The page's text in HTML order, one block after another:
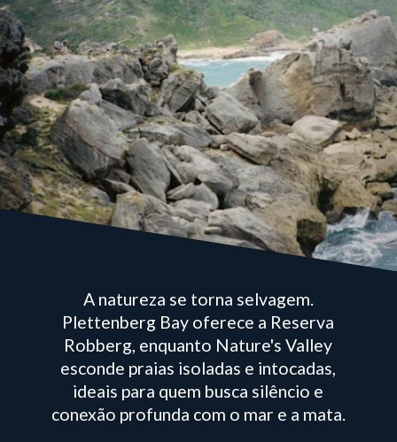
A natureza se torna selvagem.
Plettenberg Bay oferece a Reserva
Robberg, enquanto Nature's Valley
esconde praias isoladas e intocadas,
ideais para quem busca silêncio e
conexão profunda com o mar e a mata.